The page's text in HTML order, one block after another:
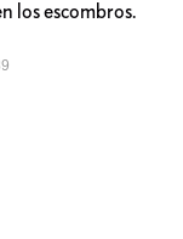
los escombros.